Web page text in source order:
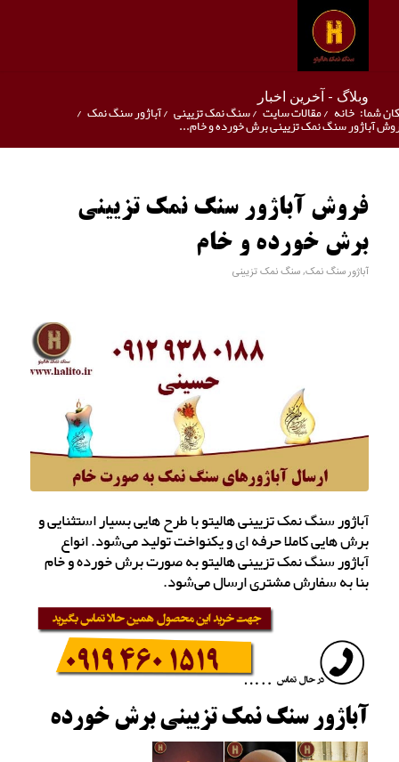
وبلاگ - آخرین اخبار
شما: خانه /مقالات سایت /سنگ نمک تزیینی /آباژور سنگ نمک /
آباژور سنگ نمک تزیینی برش خورده و خام...
فروش آباژور سنگ نمک تزیینی
برش خورده و خام
آباژور سنگ نمک, سنگ نمک تزیینی
آباژور سنگ نمک تزیینی هالیتو با طرح هایی بسیار استثنایی و
برش هایی کاملا حرفه ای و یکنواخت تولید می‌شود. انواع
آباژور سنگ نمک تزیینی هالیتو به صورت برش خورده و خام
بنا به سفارش مشتری ارسال می‌شود.
آباژور سنگ نمک تزیینی برش خورده